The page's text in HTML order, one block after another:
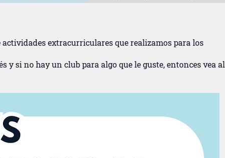
extracurriculares que realizamos para los
y si no hay un club para algo que le guste, entonces vea al